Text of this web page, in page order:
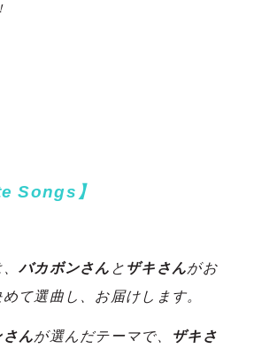
Songs】
バカボンさん と ザキさんがお
て選曲し、お届けします。
んが選んだテーマで、
ザキさ